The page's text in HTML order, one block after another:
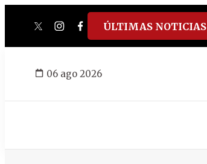
twitterinstagram
facebook
tiktokyoutube
spotify
ÚLTIMAS NOTICIAS
06 ago 2026